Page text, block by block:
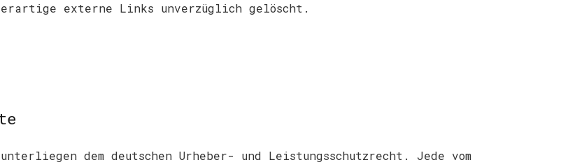
externe Links unverzüglich gelöscht.
dem deutschen Urheber- und Leistungsschutzrecht. Jede vom